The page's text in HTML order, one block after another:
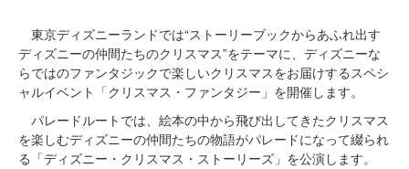
東京ディズニーランドでは“ストーリーブックからあふれ出す
ディズニーの仲間たちのクリスマス”をテーマに、ディズニーな
らではのファンタジックで楽しいクリスマスをお届けするスペシ
ャルイベント「クリスマス・ファンタジー」を開催します。
パレードルートでは、絵本の中から飛び出してきたクリスマス
を楽しむディズニーの仲間たちの物語がパレードになって綴られ
る「ディズニー・クリスマス・ストーリーズ」を公演します。